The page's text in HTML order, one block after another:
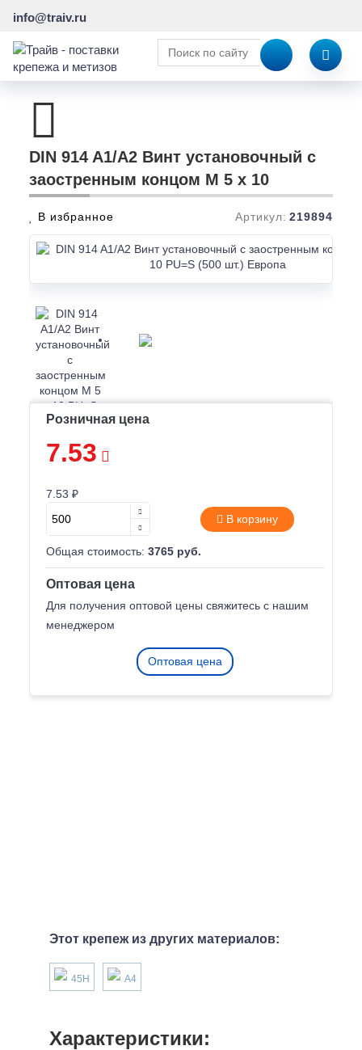
info@traiv.ru
DIN 914 A1/A2 Винт установочный с
заостренным концом M 5 x 10
В избранное Артикул: 219894
Розничная цена
7.53
7.53 ₽
В корзину
Общая стоимость: 3765 руб.
Оптовая цена
Для получения оптовой цены свяжитесь с нашим
менеджером
Оптовая цена
Этот крепеж из других материалов:
45H А4
Характеристики: